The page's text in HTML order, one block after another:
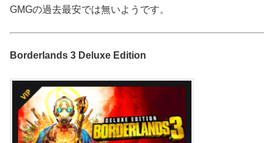
GMGの過去最安では無いようです。
Borderlands 3 Deluxe Edition